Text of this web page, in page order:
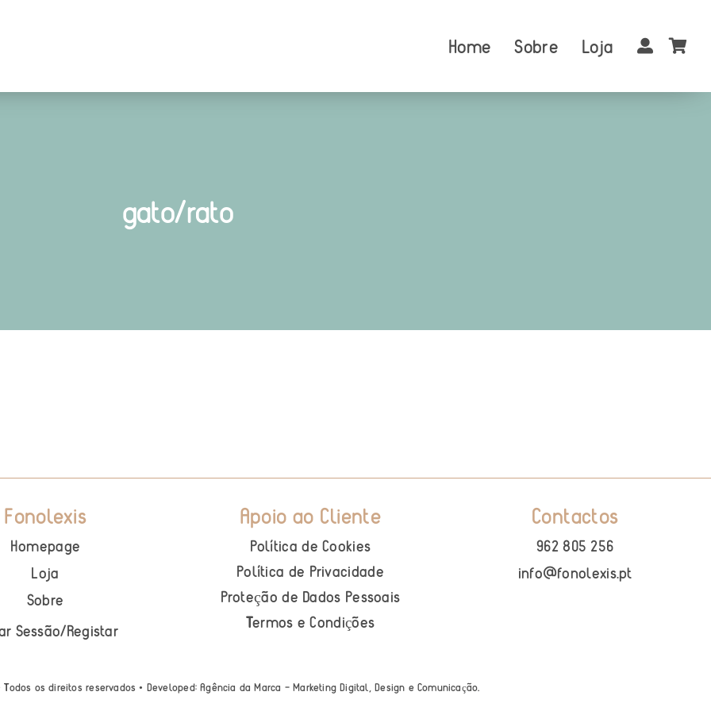
Home Sobre Loja
gato/rato
Fonolexis
Homepage
Loja
Sobre
Sessão/Registar
Apoio ao Cliente
Política de Cookies
Política de Privacidade
Proteção de Dados Pessoais
Termos e Condições
Contactos
962 805 256
info@fonolexis.pt
os direitos reservados • Developed:Agência da Marca – Marketing Digital, Design e Comunicação.